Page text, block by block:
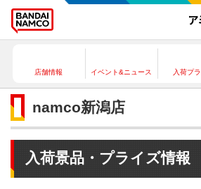
店舗情報 イベント&ニュース 入荷プ
namco新潟店
入荷景品・プライズ情報